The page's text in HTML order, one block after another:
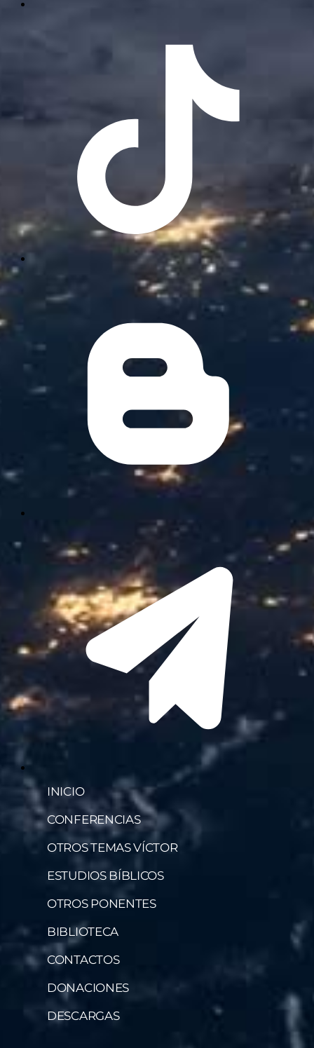
INICIO
CONFERENCIAS
OTROS TEMAS VÍCTOR
ESTUDIOS BÍBLICOS
OTROS PONENTES
BIBLIOTECA
CONTACTOS
DONACIONES
DESCARGAS